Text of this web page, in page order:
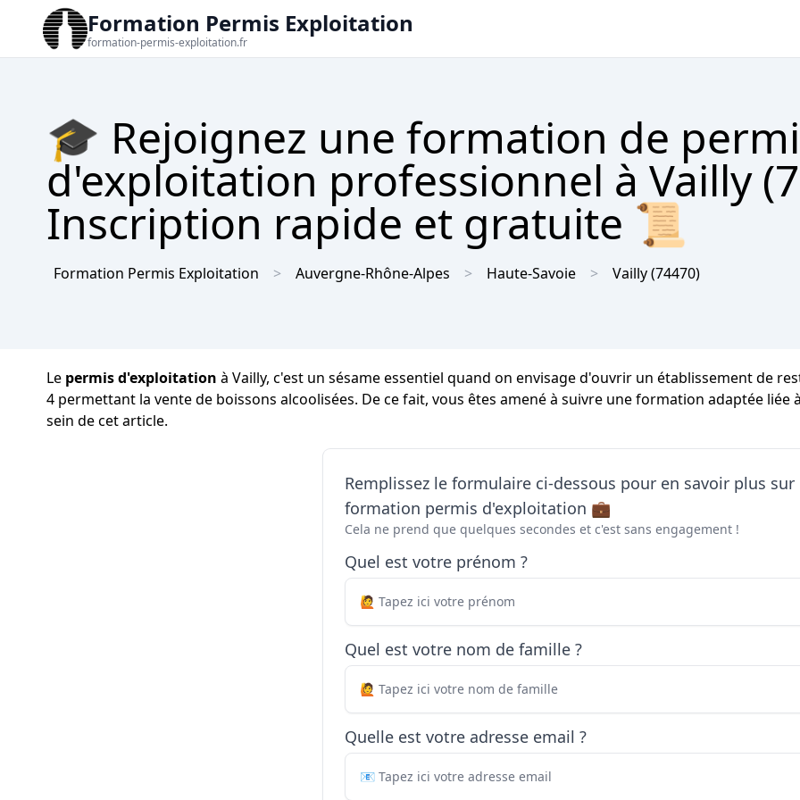
Formation Permis Exploitation
formation-permis-exploitation.fr
🎓 Rejoignez une formation de
d'exploitation professionnel à Vailly
Inscription rapide et gratuite 📜
Formation Permis Exploitation Auvergne-Rhône-Alpes Haute-Savoie Vailly(74470)
Le permis d'exploitation à Vailly, c'est un sésame essentiel quand on envisage d'ouvrir un établissement de
4 permettant la vente de boissons alcoolisées. De ce fait, vous êtes amené à suivre une formation adaptée
sein de cet article.
Remplissez le formulaire ci-dessous pour en savoir plus sur
formation permis d'exploitation 💼
Cela ne prend que quelques secondes et c'est sans engagement !
Quel est votre prénom ?
Quel est votre nom de famille ?
Quelle est votre adresse email ?